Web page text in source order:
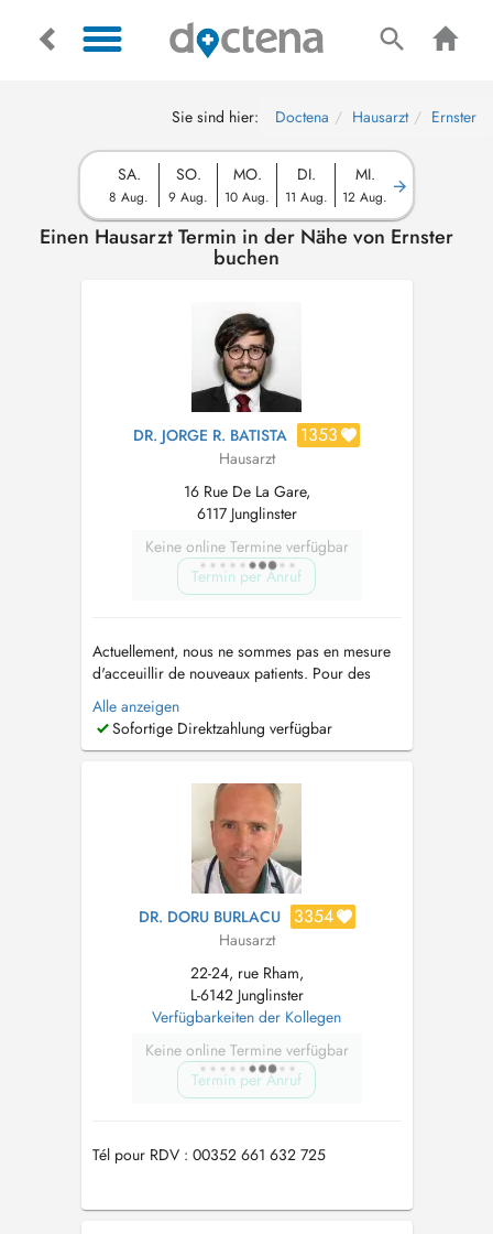
Sie sind hier: Doctena Hausarzt Ernster
SA.
8 Aug.
SO.
9 Aug.
MO.
10 Aug.
DI.
11 Aug.
MI.
12 Aug.
Einen Hausarzt Termin in der Nähe von Ernster
buchen
DR. JORGE R. BATISTA 1353
Hausarzt
16 Rue De La Gare,
6117 Junglinster
Keine online Termine verfügbar
Termin per Anruf
Actuellement, nous ne sommes pas en mesure
d'acceuillir de nouveaux patients. Pour des
visites à domicile, la vaccination anti-COVID ou
un RDV en dehors des plages proposées,
merci d'appeler. Prochaines absences: - 26.03-
centre du nouveau cœur d...
Alle anzeigen
Sofortige Direktzahlung verfügbar
DR. DORU BURLACU 3354
Hausarzt
22-24, rue Rham,
L-6142 Junglinster
Verfügbarkeiten der Kollegen
Keine online Termine verfügbar
Termin per Anruf
Tél pour RDV : 00352 661 632 725